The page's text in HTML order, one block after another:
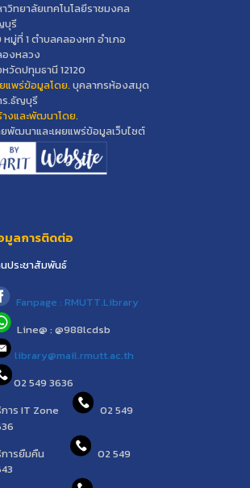
วิทยาลัยเทคโนโลยีราชมงคล
บุรี
หมู่ที่ 1 ตำบลคลองหก อำเภอ
งหลวง
วัดปทุมธานี 12120
แพร่ข้อมูลโดย.บุคลากรห้องสมุด
.ธัญบุรี
งและพัฒนาโดย.
พัฒนาและเผยแพร่ข้อมูลเว็บไซต์
มูลการติดต่อ
ประชาสัมพันธ์
Fanpage : RMUTT.Library
Line@ : @988lcdsb
library@mail.rmutt.ac.th
02 549 3636
าร IT Zone
02 549
การยืมคืน
02 549